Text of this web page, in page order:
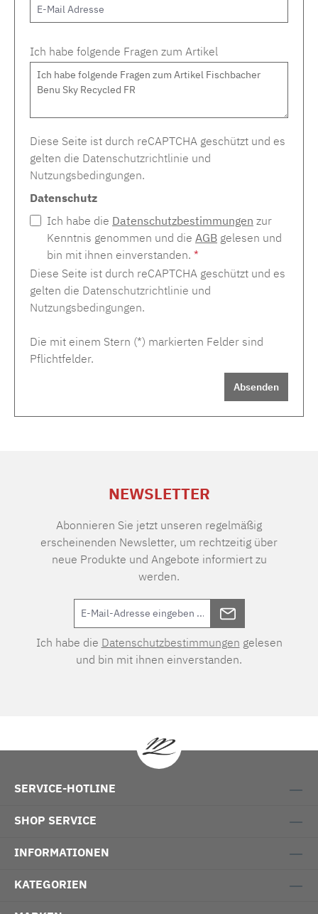
Ich habe folgende Fragen zum Artikel
Diese Seite ist durch reCAPTCHA geschützt und es
gelten die Datenschutzrichtlinie und
Nutzungsbedingungen.
Datenschutz
Ich habe die Datenschutzbestimmungen zur
Kenntnis genommen und die AGB gelesen und
bin mit ihnen einverstanden. *
Diese Seite ist durch reCAPTCHA geschützt und es
gelten die Datenschutzrichtlinie und
Nutzungsbedingungen.
Die mit einem Stern (*) markierten Felder sind
Pflichtfelder.
Absenden
NEWSLETTER
Abonnieren Sie jetzt unseren regelmäßig
erscheinenden Newsletter, um rechtzeitig über
neue Produkte und Angebote informiert zu
werden.
Ich habe die Datenschutzbestimmungen gelesen
und bin mit ihnen einverstanden.
SERVICE-HOTLINE
SHOP SERVICE
INFORMATIONEN
KATEGORIEN